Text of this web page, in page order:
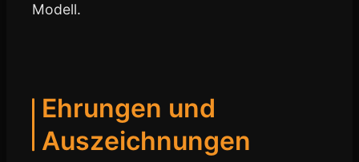
Modell.
Ehrungen und
Auszeichnungen